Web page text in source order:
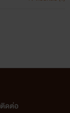
ดต่อ